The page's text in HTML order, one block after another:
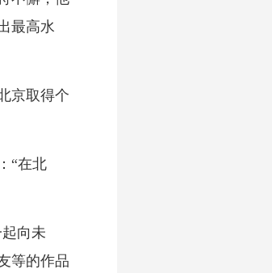
最高水
京取得个
“在北
向未
等的作品